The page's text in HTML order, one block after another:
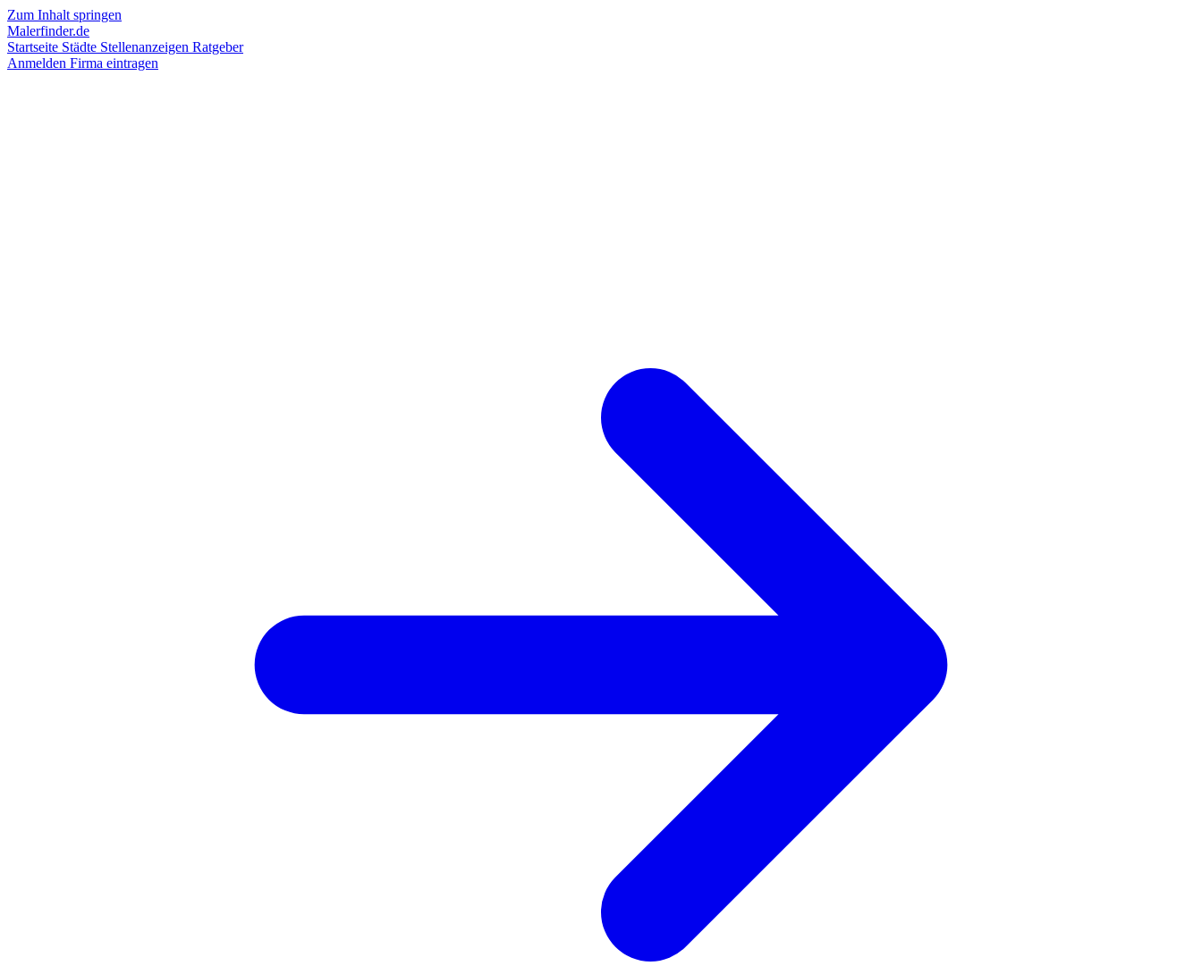
Zum Inhalt springen
Malerfinder.de
Startseite Städte Stellenanzeigen Ratgeber
Anmelden Firma eintragen